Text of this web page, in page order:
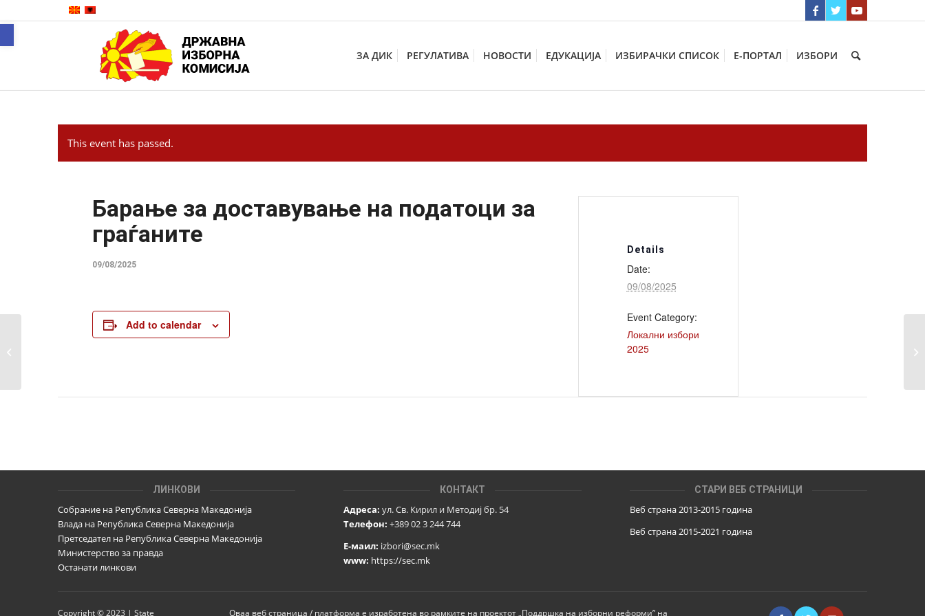
ЗА ДИК РЕГУЛАТИВА НОВОСТИ ЕДУКАЦИЈА ИЗБИРАЧКИ СПИСОК Е-ПОРТАЛ ИЗБОРИ
This event has passed.
Барање за доставување на податоци за
граѓаните
09/08/2025
Add to calendar
Details
Date:
09/08/2025
Event Category:
Локални избори
2025
ЛИНКОВИ
Собрание на Република Северна Македонија
Влада на Република Северна Македонија
Претседател на Република Северна Македонија
Министерство за правда
Останати линкови
КОНТАКТ
Адреса: ул. Св. Кирил и Методиј бр. 54
Телефон: +389 02 3 244 744
Е-маил: izbori@sec.mk
www: https://sec.mk
СТАРИ ВЕБ СТРАНИЦИ
Веб страна 2013-2015 година
Веб страна 2015-2021 година
Copyright © 2023 | State Оваа веб страница / платформа е изработена во рамките на проектот „Поддршка на изборни реформи” на
Open toolbar